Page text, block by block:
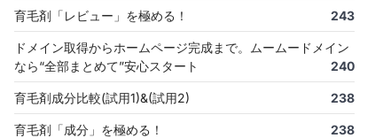
育毛剤「レビュー」を極める！ 243
ドメイン取得からホームページ完成まで。ムームードメイン
なら“全部まとめて”安心スタート
240
育毛剤成分比較(試用1)&(試用2) 238
育毛剤「成分」を極める！ 238